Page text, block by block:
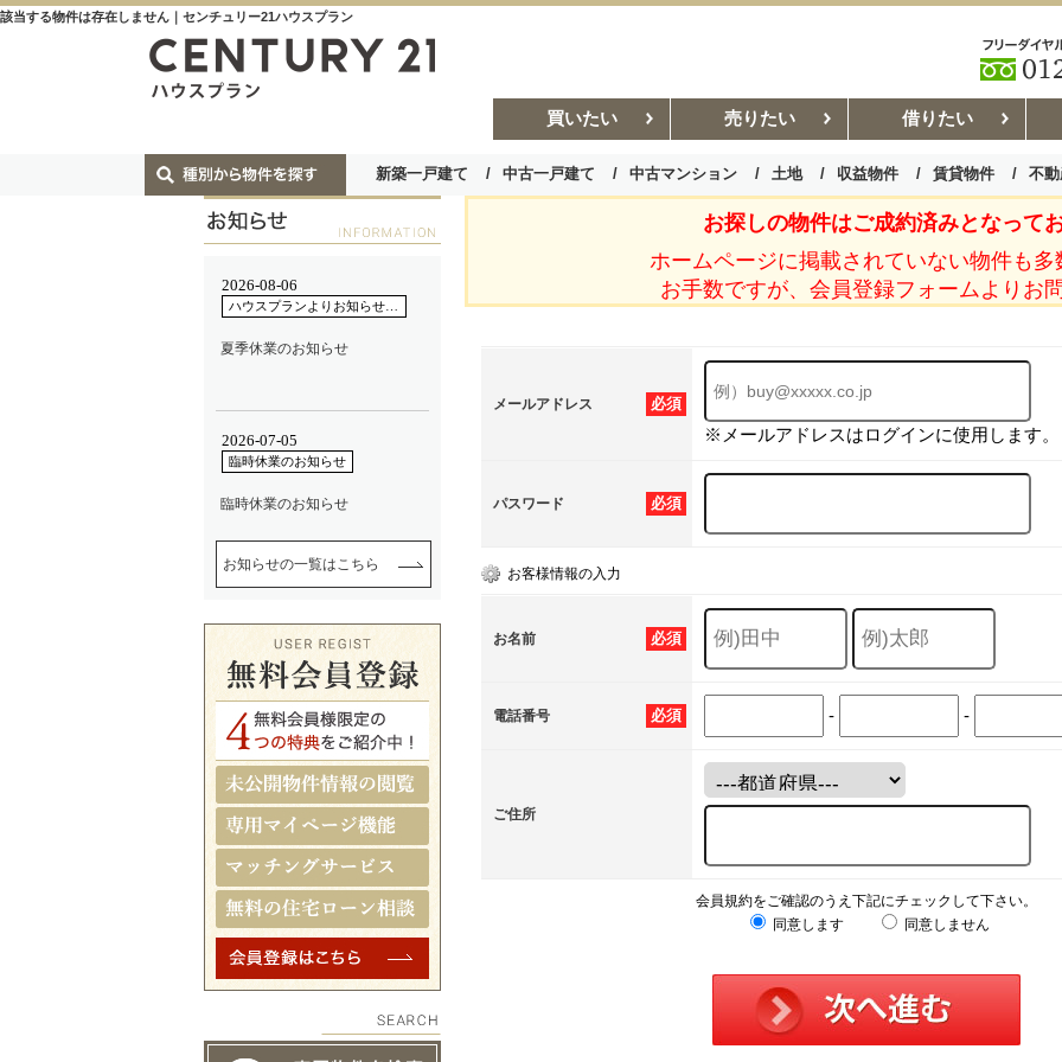
該当する物件は存在しません｜センチュリー21ハウスプラン
買いたい 売りたい 借りたい
新築一戸建て 中古一戸建て 中古マンション 土地 収益物件 賃貸物件 不
お部屋探しコラム 賃貸管理コ
お探しの物件はご成約済みとなってお
ホームページに掲載されていない物件も多
お手数ですが、会員登録フォームよりお
必須
メールアドレス
※メールアドレスはログインに使用します。
必須
パスワード
お客様情報の入力
必須
お名前
必須
電話番号 - -
ご住所
会員規約をご確認のうえ下記にチェックして下さい。
同意します
同意しません
お知らせの一覧はこちら